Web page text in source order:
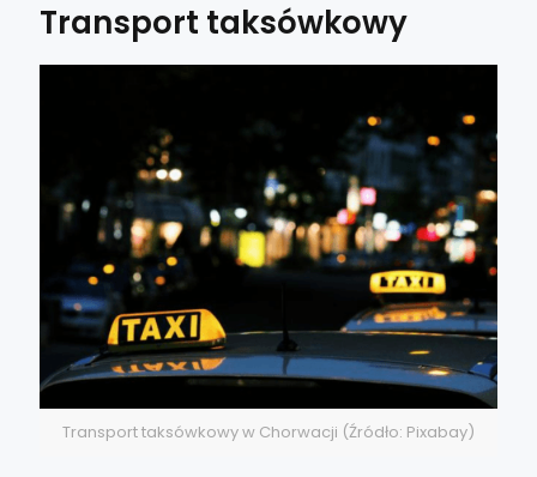
Transport taksówkowy
Transport taksówkowy w Chorwacji (Źródło: Pixabay)